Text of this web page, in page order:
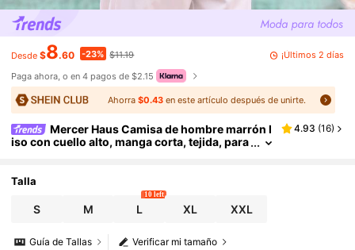
Desde $8.60 -23% $11.19
¡Últimos 2 días
Paga ahora, o en 4 pagos de $2.15
Ahorra $0.43en este artículo después de unirte.
Mercer Haus Camisa de hombre marrón l
iso con cuello alto, manga corta, tejida, para
e, fresca, regalo para novio, esposo, padre
4.93 (16)
Talla
S M L
10 left
XL XXL
Verificar mi tamaño
Guía de Tallas